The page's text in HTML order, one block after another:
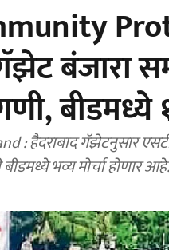
बंजारा
बीडमध्ये
: हैदराबाद गॅझेटनुसार
भव्य मोर्चा होणार आहे.